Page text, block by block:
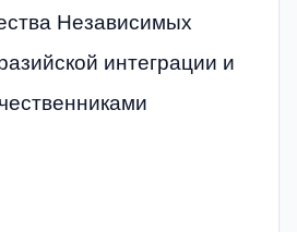
Независимых
интеграции и